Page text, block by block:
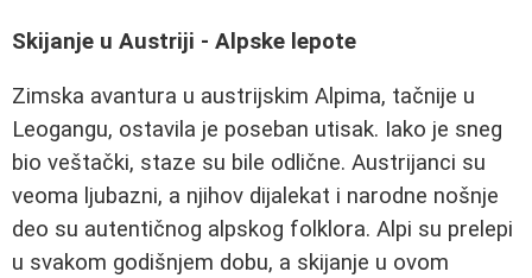
Skijanje u Austriji - Alpske lepote
Zimska avantura u austrijskim Alpima, tačnije u
Leogangu, ostavila je poseban utisak. Iako je sneg
bio veštački, staze su bile odlične. Austrijanci su
veoma ljubazni, a njihov dijalekat i narodne nošnje
deo su autentičnog alpskog folklora. Alpi su prelepi
u svakom godišnjem dobu, a skijanje u ovom